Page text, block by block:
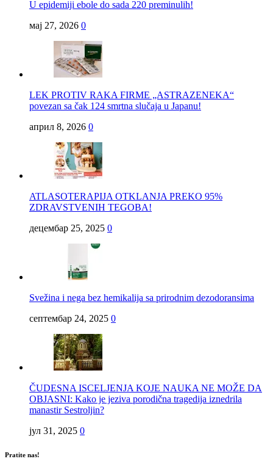
U epidemiji ebole do sada 220 preminulih!
мај 27, 2026 0
LEK PROTIV RAKA FIRME „ASTRAZENEKA“
povezan sa čak 124 smrtna slučaja u Japanu!
април 8, 2026 0
ATLASOTERAPIJA OTKLANJA PREKO 95%
ZDRAVSTVENIH TEGOBA!
децембар 25, 2025 0
Svežina i nega bez hemikalija sa prirodnim dezodoransima
септембар 24, 2025 0
ČUDESNA ISCELJENJA KOJE NAUKA NE MOŽE DA
OBJASNI: Kako je jeziva porodična tragedija iznedrila
manastir Sestroljin?
јул 31, 2025 0
Pratite nas!